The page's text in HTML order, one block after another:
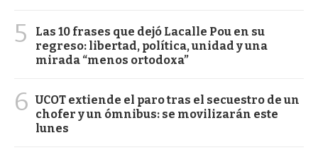
5
Las 10 frases que dejó Lacalle Pou en su
regreso: libertad, política, unidad y una
mirada “menos ortodoxa”
6 UCOT extiende el paro tras el secuestro de un
chofer y un ómnibus: se movilizarán este
lunes